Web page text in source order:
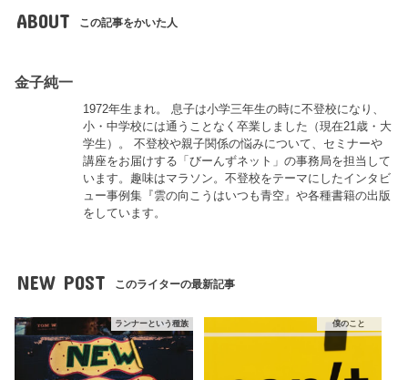
ABOUT この記事をかいた人
金子純一
1972年生まれ。 息子は小学三年生の時に不登校になり、
小・中学校には通うことなく卒業しました（現在21歳・大
学生）。 不登校や親子関係の悩みについて、セミナーや
講座をお届けする「びーんずネット」の事務局を担当して
います。趣味はマラソン。不登校をテーマにしたインタビ
ュー事例集『雲の向こうはいつも青空』や各種書籍の出版
をしています。
NEW POST このライターの最新記事
ランナーという種族 僕のこと